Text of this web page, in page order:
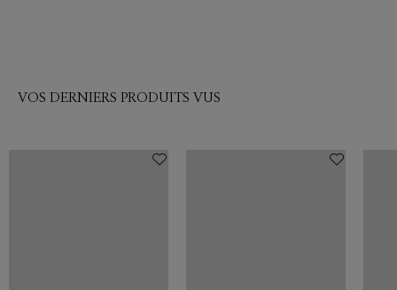
VOS DERNIERS PRODUITS VUS